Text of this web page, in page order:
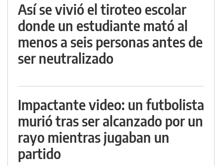
Así se vivió el tiroteo escolar
donde un estudiante mató al
menos a seis personas antes de
ser neutralizado
Impactante video: un futbolista
murió tras ser alcanzado por un
rayo mientras jugaban un
partido